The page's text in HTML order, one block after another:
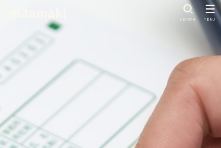
SEARCH MENU